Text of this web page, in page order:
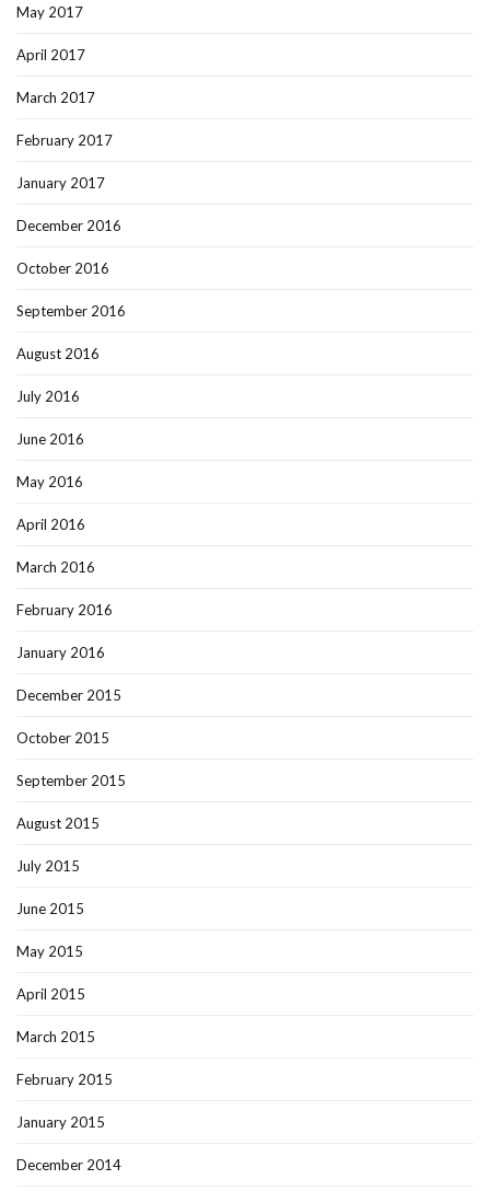
May 2017
April 2017
March 2017
February 2017
January 2017
December 2016
October 2016
September 2016
August 2016
July 2016
June 2016
May 2016
April 2016
March 2016
February 2016
January 2016
December 2015
October 2015
September 2015
August 2015
July 2015
June 2015
May 2015
April 2015
March 2015
February 2015
January 2015
December 2014